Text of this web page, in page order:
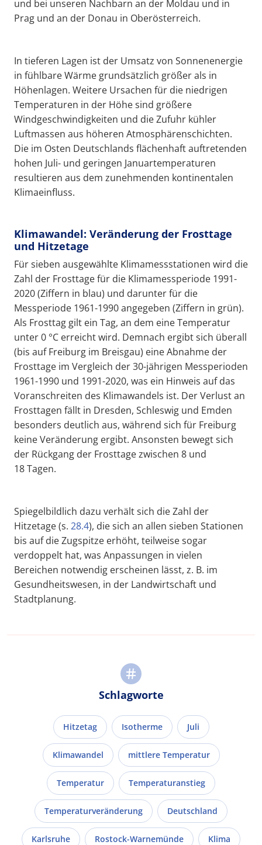
und bei unseren Nachbarn an der Moldau und in
Prag und an der Donau in Oberösterreich.
In tieferen Lagen ist der Umsatz von Sonnenenergie
in fühlbare Wärme grundsätzlich größer als in
Höhenlagen. Weitere Ursachen für die niedrigen
Temperaturen in der Höhe sind größere
Windgeschwindigkeiten und die Zufuhr kühler
Luftmassen aus höheren Atmosphärenschichten.
Die im Osten Deutschlands flächenhaft auftretenden
hohen Juli- und geringen Januartemperaturen
resultieren aus dem zunehmenden kontinentalen
Klimaeinfluss.
Klimawandel: Veränderung der Frosttage
und Hitzetage
Für sieben ausgewählte Klimamessstationen wird die
Zahl der Frosttage für die Klimamessperiode 1991-
2020 (Ziffern in blau) und darunter für die
Messperiode 1961-1990 angegeben (Ziffern in grün).
Als Frosttag gilt ein Tag, an dem eine Temperatur
unter 0 °C erreicht wird. Demnach ergibt sich überall
(bis auf Freiburg im Breisgau) eine Abnahme der
Frosttage im Vergleich der 30-jährigen Messperioden
1961-1990 und 1991-2020, was ein Hinweis auf das
Voranschreiten des Klimawandels ist. Der Verlust an
Frosttagen fällt in Dresden, Schleswig und Emden
besonders deutlich aus, während sich für Freiburg
keine Veränderung ergibt. Ansonsten bewegt sich
der Rückgang der Frosttage zwischen 8 und
18 Tagen.
Spiegelbildlich dazu verhält sich die Zahl der
Hitzetage (s. 28.4), die sich an allen sieben Stationen
bis auf die Zugspitze erhöht, teilweise sogar
verdoppelt hat, was Anpassungen in vielen
Bereichen notwendig erscheinen lässt, z. B. im
Gesundheitswesen, in der Landwirtschaft und
Stadtplanung.
Schlagworte
Hitzetag Isotherme Juli
Klimawandel mittlere Temperatur
Temperatur Temperaturanstieg
Temperaturveränderung Deutschland
Karlsruhe Rostock-Warnemünde Klima